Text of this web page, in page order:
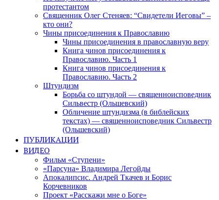
протестантом
Священник Олег Стеняев: “Свидетели Иеговы” –
кто они?
Чины присоединения к Православию
Чины присоединения в православную веру
Книга чинов присоединения к
Православию. Часть 1
Книга чинов присоединения к
Православию. Часть 2
Штундизм
Борьба со штундой — священноисповедник
Сильвестр (Ольшевский)
Обличение штундизма (в библейских
текстах) — священноисповедник Сильвестр
(Ольшевский)
ПУБЛИКАЦИИ
ВИДЕО
Фильм «Ступени»
«Парсуна» Владимира Легойды
Апокалипсис. Андрей Ткачев и Борис
Корчевников
Проект «Расскажи мне о Боге»